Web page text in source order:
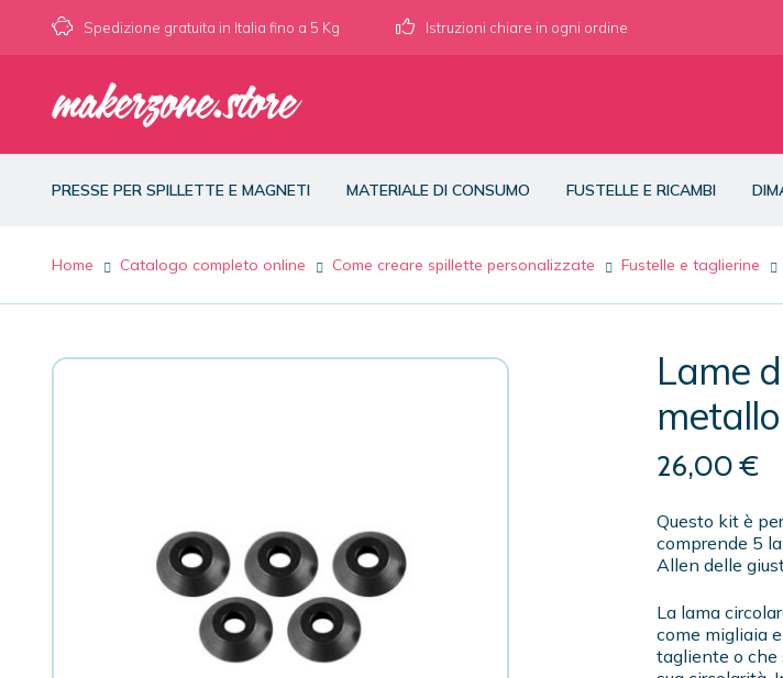
Spedizione gratuita in Italia fino a 5 Kg Istruzioni chiare in ogni ordine
PRESSE PER SPILLETTE E MAGNETI MATERIALE DI CONSUMO FUSTELLE E RICAMBI
Home Catalogo completo online Come creare spillette personalizzate Fustelle e taglierine
Lame
metallo
26,00€
Questo kit è
comprende 5
Allen delle
La lama
come migliaia
tagliente o che